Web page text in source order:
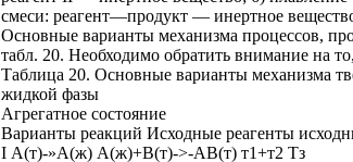
смеси: реагент—продукт — инертное
Основные варианты механизма процессов,
табл. 20. Необходимо обратить внимание на
Таблица 20. Основные варианты механизма
жидкой фазы
Агрегатное состояние
Варианты реакций Исходные реагенты
I А(т)-»А(ж) А(ж)+В(т)->-АВ(т) т1+т2 Тз